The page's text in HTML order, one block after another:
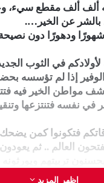
ألف ألف مقطع سيء،
عن الخير….
ودهورًا دون
لأولادكم في الثوب
الوفير إذا لم تؤسسه
مواطن الخير فيه
نفسه فتنتزعها
فتكونوا كمن
العالم .. ثم
بصمات وللنساء
اظهر المزيد